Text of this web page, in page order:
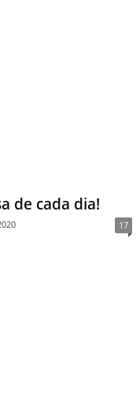
de cada dia!
17